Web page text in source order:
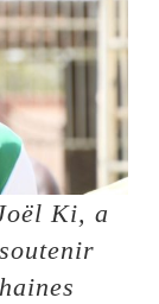
Ki, a